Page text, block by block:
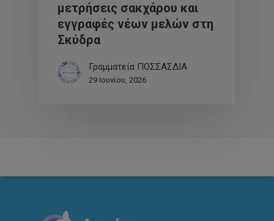
μετρήσεις σακχάρου και
εγγραφές νέων μελών στη
Σκύδρα
Γραμματεία ΠΟΣΣΑΣΔΙΑ
29 Ιουνίου, 2026